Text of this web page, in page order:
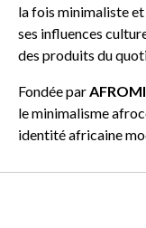
la fois minimaliste
ses influences
des produits du
Fondée par
le minimalisme
identité africaine